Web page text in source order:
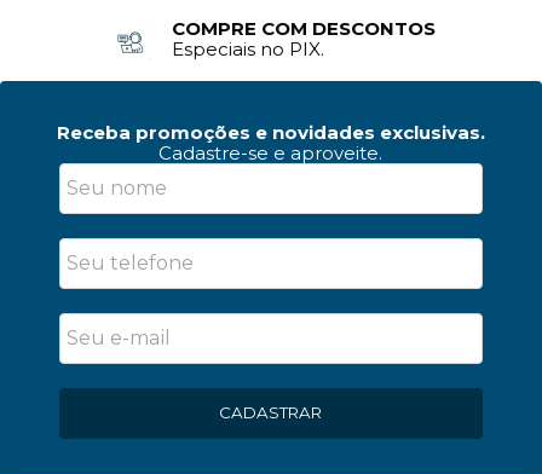
COMPRE COM DESCONTOS
Especiais no PIX.
Receba promoções e novidades exclusivas.
Cadastre-se e aproveite.
CADASTRAR